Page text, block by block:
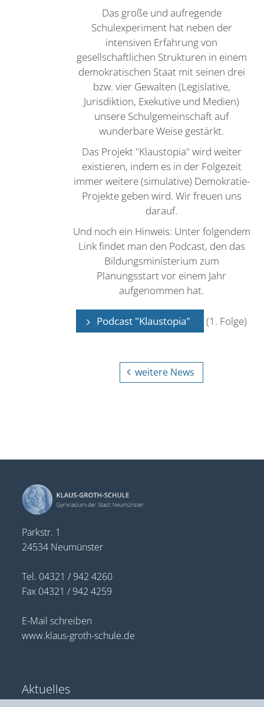
Das große und aufregende
Schulexperiment hat neben der
intensiven Erfahrung von
gesellschaftlichen Strukturen in einem
demokratischen Staat mit seinen drei
bzw. vier Gewalten (Legislative,
Jurisdiktion, Exekutive und Medien)
unsere Schulgemeinschaft auf
wunderbare Weise gestärkt.
Das Projekt "Klaustopia" wird weiter
existieren, indem es in der Folgezeit
immer weitere (simulative) Demokratie-
Projekte geben wird. Wir freuen uns
darauf.
Und noch ein Hinweis: Unter folgendem
Link findet man den Podcast, den das
Bildungsministerium zum
Planungsstart vor einem Jahr
aufgenommen hat.
Podcast "Klaustopia" (1. Folge)
weitere News
Parkstr. 1
24534 Neumünster
Tel. 04321 / 942 4260
Fax 04321 / 942 4259
E-Mail schreiben
www.klaus-groth-schule.de
Aktuelles